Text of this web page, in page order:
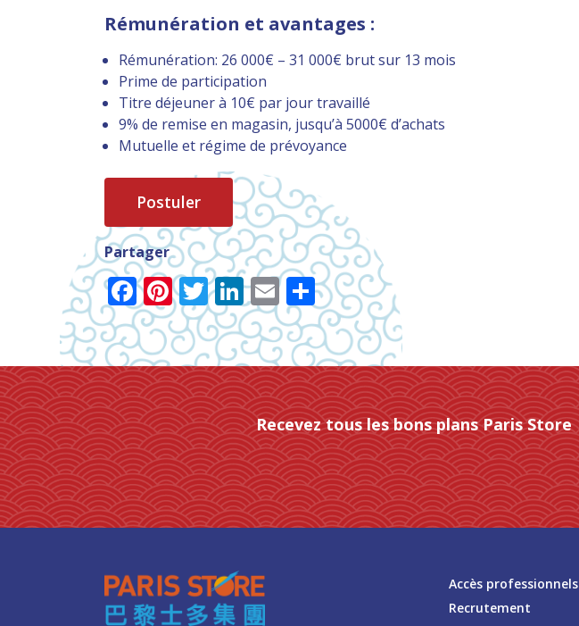
Rémunération et avantages :
Rémunération: 26 000€ – 31 000€ brut sur 13 mois
Prime de participation
Titre déjeuner à 10€ par jour travaillé
9% de remise en magasin, jusqu’à 5000€ d’achats
Mutuelle et régime de prévoyance
Partager
Facebook
Pinterest
Twitter
LinkedIn
EmailPartager
Recevez tous les bons plans Paris Store
Accès professionnels
Recrutement